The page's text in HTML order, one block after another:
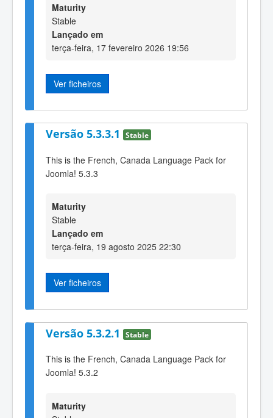
Maturity
Stable
Lançado em
terça-feira, 17 fevereiro 2026 19:56
Ver ficheiros
Versão 5.3.3.1 Stable
This is the French, Canada Language Pack for
Joomla! 5.3.3
Maturity
Stable
Lançado em
terça-feira, 19 agosto 2025 22:30
Ver ficheiros
Versão 5.3.2.1 Stable
This is the French, Canada Language Pack for
Joomla! 5.3.2
Maturity